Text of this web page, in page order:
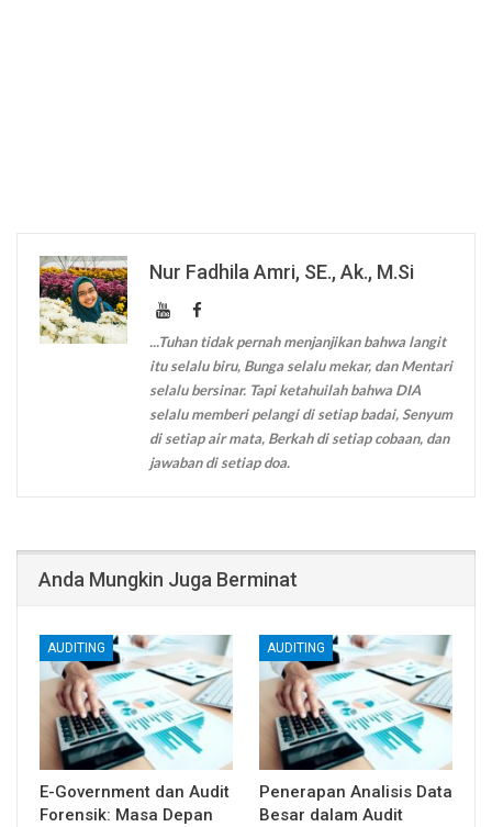
Nur Fadhila Amri, SE., Ak., M.Si
...Tuhan tidak pernah menjanjikan bahwa langit
itu selalu biru, Bunga selalu mekar, dan Mentari
selalu bersinar. Tapi ketahuilah bahwa DIA
selalu memberi pelangi di setiap badai, Senyum
di setiap air mata, Berkah di setiap cobaan, dan
jawaban di setiap doa.
Anda Mungkin Juga Berminat
AUDITING
E-Government dan Audit
Forensik: Masa Depan
AUDITING
Penerapan Analisis Data
Besar dalam Audit